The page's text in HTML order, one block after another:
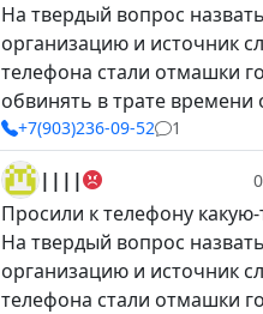
На твердый вопрос назвать
организацию и источник
телефона стали отмашки
обвинять в трате времени
+7(903)236-09-52 1
||||
Просили к телефону
На твердый вопрос назвать
организацию и источник
телефона стали отмашки